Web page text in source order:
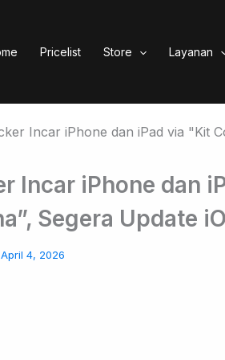
Pricelist Store Layanan
Incar iPhone dan
Segera Update
April 4, 2026